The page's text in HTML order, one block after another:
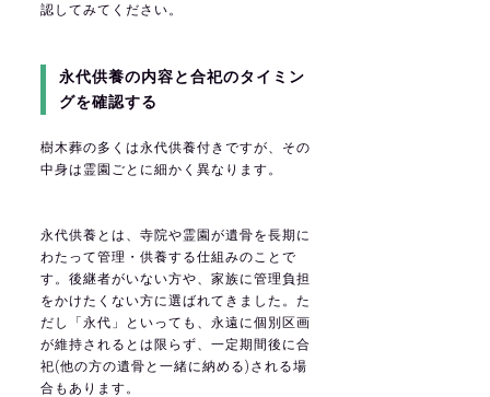
認してみてください。
永代供養の内容と合祀のタイミン
グを確認する
樹木葬の多くは永代供養付きですが、その
中身は霊園ごとに細かく異なります。
永代供養とは、寺院や霊園が遺骨を長期に
わたって管理・供養する仕組みのことで
す。後継者がいない方や、家族に管理負担
をかけたくない方に選ばれてきました。た
だし「永代」といっても、永遠に個別区画
が維持されるとは限らず、一定期間後に合
祀(他の方の遺骨と一緒に納める)される場
合もあります。